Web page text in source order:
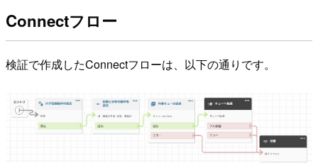
Connectフロー
検証で作成したConnectフローは、以下の通りです。